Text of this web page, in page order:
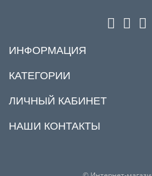
ИНФОРМАЦИЯ
КАТЕГОРИИ
ЛИЧНЫЙ КАБИНЕТ
НАШИ КОНТАКТЫ